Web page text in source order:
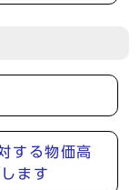
する物価高
ます